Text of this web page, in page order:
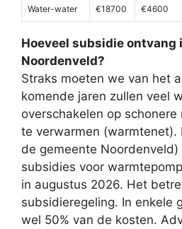
Water-water €18700 €4600
Hoeveel subsidie ontvang
Noordenveld?
Straks moeten we van het
komende jaren zullen veel
overschakelen op
te verwarmen (warmtenet).
de gemeente Noordenveld)
subsidies voor
in augustus 2026. Het
subsidieregeling. In enkele
wel 50% van de kosten.